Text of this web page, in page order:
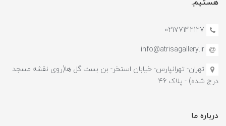
هستیم.
02177142127
info@atrisagallery.ir
تهران- تهرانپارس- خیابان استخر- بن بست گل ها(روی نقشه مسجد
درج شده) - پلاک 46
درباره ما